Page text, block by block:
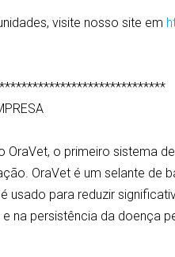
visite nosso site em
OraVet, o primeiro sistema
OraVet é um selante de
usado para reduzir
na persistência da doença